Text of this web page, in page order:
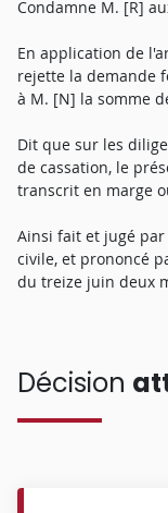
Condamne M. [R]
En application de
rejette la demande
à M. [N] la somme
Dit que sur les
de cassation, le
transcrit en marge
Ainsi fait et jugé
civile, et prononcé
du treize juin deux
Décision